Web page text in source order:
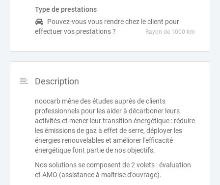
Type de prestations
Pouvez-vous vous rendre chez le client pour
effectuer vos prestations ?
Rayon de 1000 km
Description
noocarb mène des études auprès de clients
professionnels pour les aider à décarboner leurs
activités et mener leur transition énergétique : réduire
les émissions de gaz à effet de serre, déployer les
énergies renouvelables et améliorer l'efficacité
énergétique font partie de nos objectifs.
Nos solutions se composent de 2 volets : évaluation
et AMO (assistance à maîtrise d’ouvrage).